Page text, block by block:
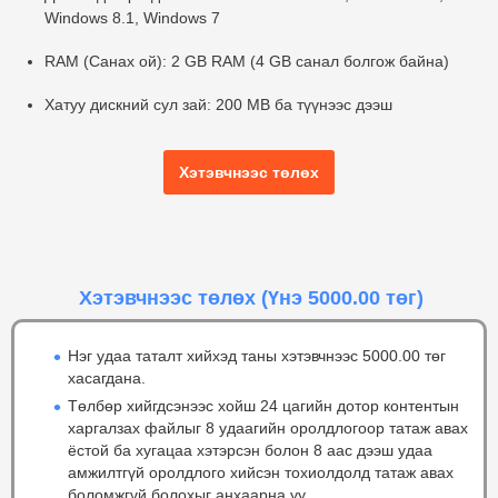
Windows 8.1, Windows 7
RAM (Санах ой): 2 GB RAM (4 GB санал болгож байна)
Хатуу дискний сул зай: 200 MB ба түүнээс дээш
Хэтэвчнээс төлөх
Хэтэвчнээс төлөх (Үнэ 5000.00 төг)
Нэг удаа таталт хийхэд таны хэтэвчнээс 5000.00 төг
хасагдана.
Төлбөр хийгдсэнээс хойш 24 цагийн дотор контентын
харгалзах файлыг 8 удаагийн оролдлогоор татаж авах
ёстой ба хугацаа хэтэрсэн болон 8 аас дээш удаа
амжилтгүй оролдлого хийсэн тохиолдолд татаж авах